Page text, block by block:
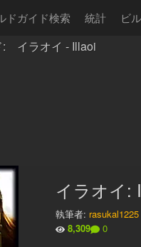
ドガイド検索 統計 ビ
: イラオイ - Illaoi
イラオイ:
執筆者: rasukal1225
8,309
0